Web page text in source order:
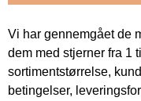
Vi har gennemgået de
dem med stjerner fra 1
sortimentstørrelse,
betingelser,